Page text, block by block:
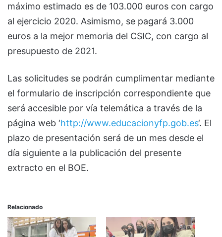
máximo estimado es de 103.000 euros con cargo
al ejercicio 2020. Asimismo, se pagará 3.000
euros a la mejor memoria del CSIC, con cargo al
presupuesto de 2021.
Las solicitudes se podrán cumplimentar mediante
el formulario de inscripción correspondiente que
será accesible por vía telemática a través de la
página web ‘http://www.educacionyfp.gob.es‘. El
plazo de presentación será de un mes desde el
día siguiente a la publicación del presente
extracto en el BOE.
Relacionado